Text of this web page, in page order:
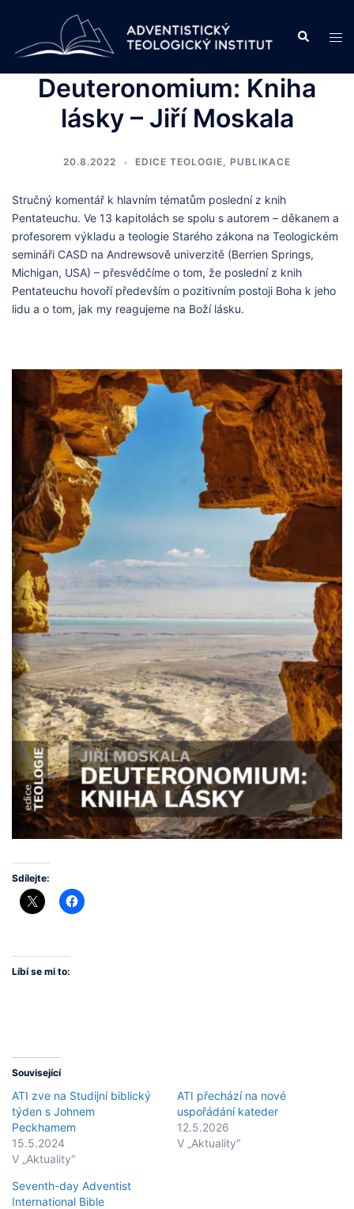
content
Search
Deuteronomium: Kniha
lásky – Jiří Moskala
20.8.2022 EDICE TEOLOGIE, PUBLIKACE
Stručný komentář k hlavním tématům poslední z knih
Pentateuchu. Ve 13 kapitolách se spolu s autorem – děkanem a
profesorem výkladu a teologie Starého zákona na Teologickém
semináři CASD na Andrewsově univerzitě (Berrien Springs,
Michigan, USA) – přesvědčíme o tom, že poslední z knih
Pentateuchu hovoří především o pozitivním postoji Boha k jeho
lidu a o tom, jak my reagujeme na Boží lásku.
Sdílejte:
Líbí se mi to:
Související
ATI zve na Studijní biblický
týden s Johnem
Peckhamem
15.5.2024
V „Aktuality“
ATI přechází na nové
uspořádání kateder
12.5.2026
V „Aktuality“
Seventh-day Adventist
International Bible